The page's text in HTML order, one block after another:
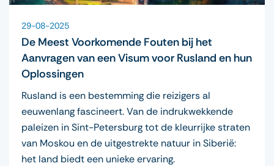
29-08-2025
De Meest Voorkomende Fouten bij het
Aanvragen van een Visum voor Rusland en hun
Oplossingen
Rusland is een bestemming die reizigers al
eeuwenlang fascineert. Van de indrukwekkende
paleizen in Sint-Petersburg tot de kleurrijke straten
van Moskou en de uitgestrekte natuur in Siberië:
het land biedt een unieke ervaring.